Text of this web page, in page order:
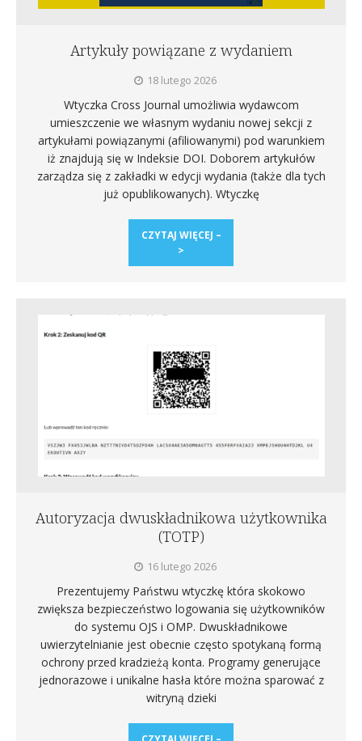
Artykuły powiązane z wydaniem
18 lutego 2026
Wtyczka Cross Journal umożliwia wydawcom
umieszczenie we własnym wydaniu nowej sekcji z
artykułami powiązanymi (afiliowanymi) pod warunkiem
iż znajdują się w Indeksie DOI. Doborem artykułów
zarządza się z zakładki w edycji wydania (także dla tych
już opublikowanych). Wtyczkę
CZYTAJ WIĘCEJ –
>
Autoryzacja dwuskładnikowa użytkownika
(TOTP)
16 lutego 2026
Prezentujemy Państwu wtyczkę która skokowo
zwiększa bezpieczeństwo logowania się użytkowników
do systemu OJS i OMP. Dwuskładnikowe
uwierzytelnianie jest obecnie często spotykaną formą
ochrony przed kradzieżą konta. Programy generujące
jednorazowe i unikalne hasła które można sparować z
witryną dzieki